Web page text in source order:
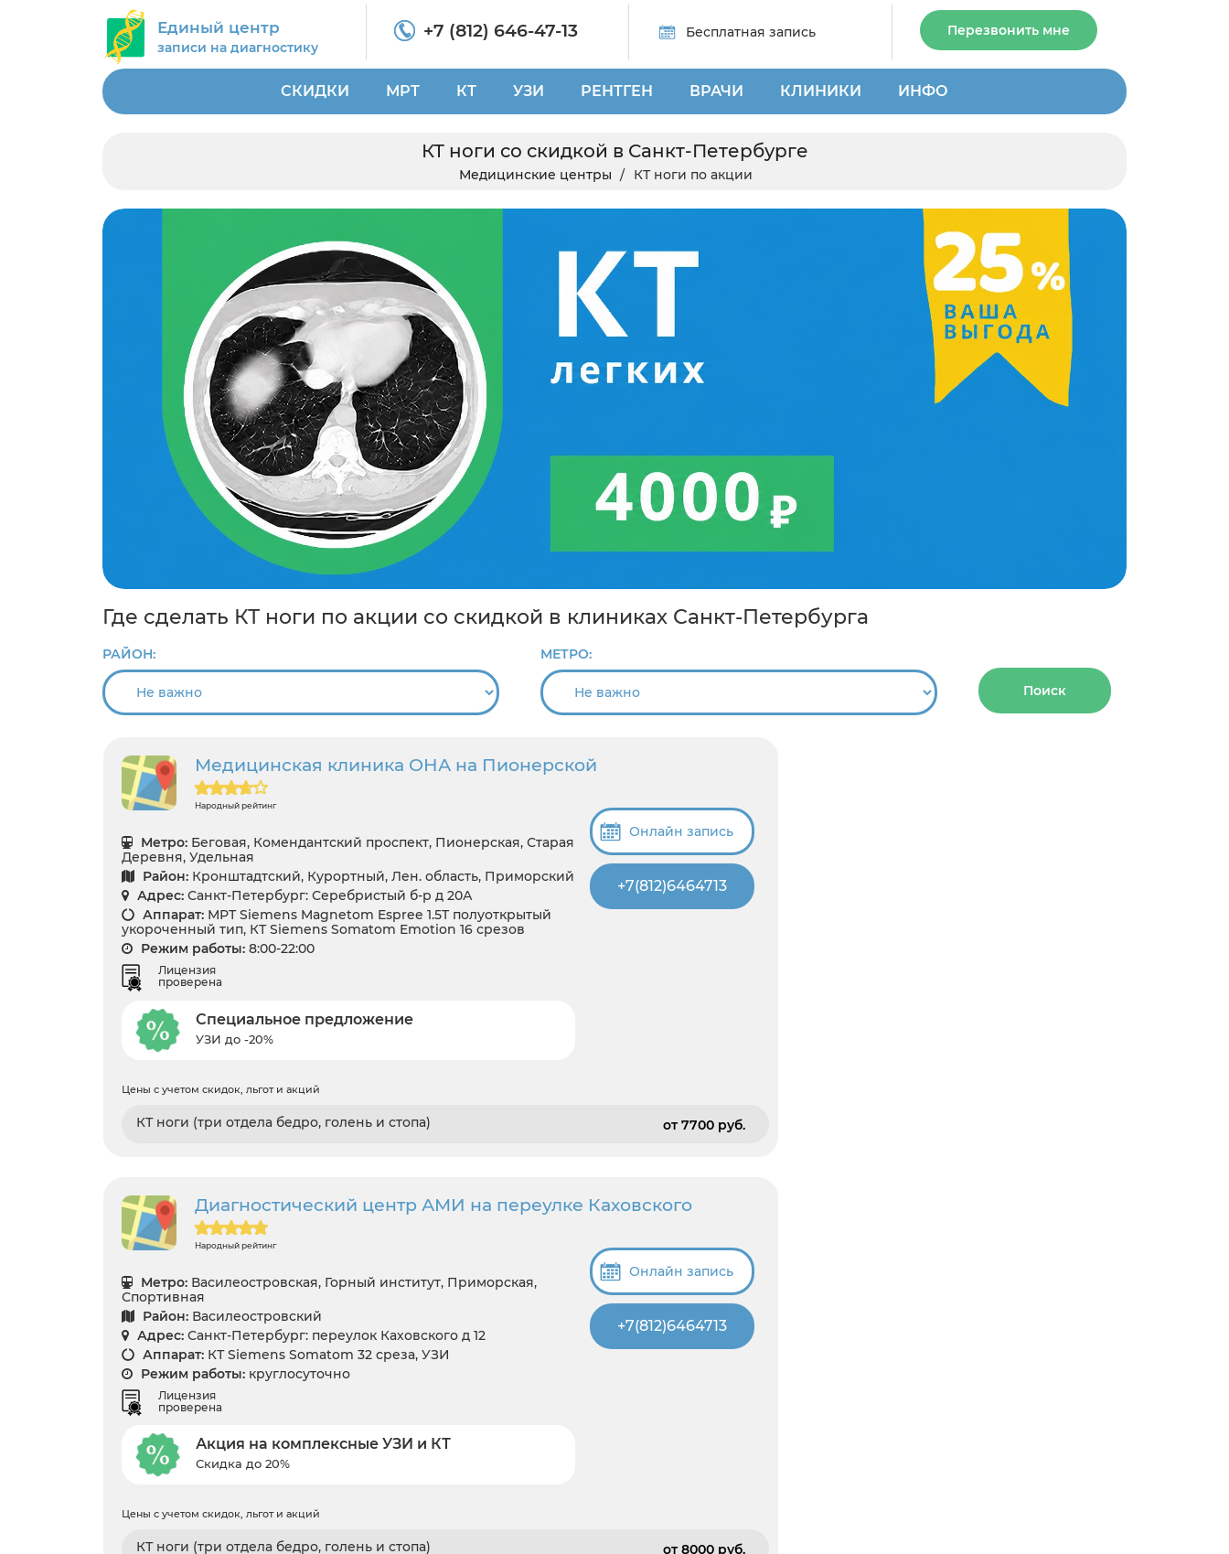
Единый центр
записи на диагностику
+7 (812) 646-47-13 Бесплатная запись Перезвонить мне
СКИДКИ МРТ КТ УЗИ РЕНТГЕН ВРАЧИ КЛИНИКИ ИНФО
КТ ноги со скидкой в Санкт-Петербурге
Медицинские центры КТ ноги по акции
Где сделать КТ ноги по акции со скидкой в клиниках Санкт-Петербурга
РАЙОН: МЕТРО:
Поиск
Медицинская клиника ОНА на Пионерской
Народный рейтинг
Метро: Беговая, Комендантский проспект, Пионерская, Старая
Деревня, Удельная
Район: Кронштадтский, Курортный, Лен. область, Приморский
Адрес: Санкт-Петербург: Серебристый б-р д 20А
Аппарат: МРТ Siemens Magnetom Espree 1.5T полуоткрытый
укороченный тип, КТ Siemens Somatom Emotion 16 срезов
Режим работы: 8:00-22:00
Лицензия
проверена
Специальное предложение
УЗИ до -20%
Онлайн запись
+7(812)6464713
Цены с учетом скидок, льгот и акций
КТ ноги (три отдела бедро, голень и стопа) от 7700 pуб.
Диагностический центр АМИ на переулке Каховского
Народный рейтинг
Метро: Василеостровская, Горный институт, Приморская,
Спортивная
Район: Василеостровский
Адрес: Санкт-Петербург: переулок Каховского д 12
Аппарат: КТ Siemens Somatom 32 среза, УЗИ
Режим работы: круглосуточно
Лицензия
проверена
Акция на комплексные УЗИ и КТ
Скидка до 20%
Онлайн запись
+7(812)6464713
Цены с учетом скидок, льгот и акций
КТ ноги (три отдела бедро, голень и стопа) от 8000 pуб.